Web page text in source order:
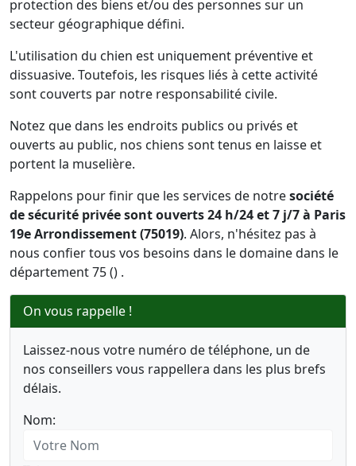
protection des biens et/ou des personnes sur un
secteur géographique défini.
L'utilisation du chien est uniquement préventive et
dissuasive. Toutefois, les risques liés à cette activité
sont couverts par notre responsabilité civile.
Notez que dans les endroits publics ou privés et
ouverts au public, nos chiens sont tenus en laisse et
portent la muselière.
Rappelons pour finir que les services de notresociété
de sécurité privée sont ouverts 24 h/24 et 7 j/7 à Paris
19e Arrondissement (75019). Alors, n'hésitez pas à
nous confier tous vos besoins dans le domaine dans le
département 75 () .
On vous rappelle !
Laissez-nous votre numéro de téléphone, un de
nos conseillers vous rappellera dans les plus brefs
délais.
Nom: